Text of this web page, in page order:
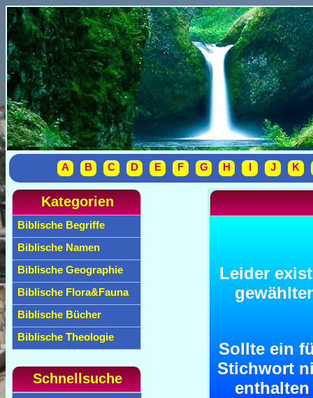
A B C D E F G H J K
Kategorien
Biblische Begriffe
Biblische Namen
Biblische Geographie
Biblische Flora&Fauna
Biblische Bücher
Biblische Theologie
Schnellsuche
Leider
Sollte ein
Stichwort